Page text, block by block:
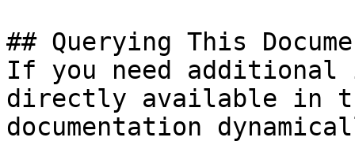
## Querying This
If you need
directly available in
documentation